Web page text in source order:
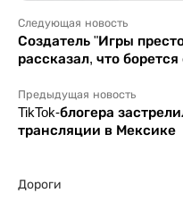
Следующая новость
Создатель "Игры
рассказал, что
Предыдущая новость
TikTok-блогера
трансляции в Мексике
Дороги